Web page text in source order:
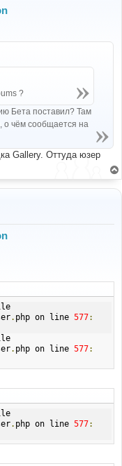
?
Бета поставил? Там
о чём сообщается на
Gallery. Оттуда юзер
. php on line 577:
. php on line 577:
. php on line 577: